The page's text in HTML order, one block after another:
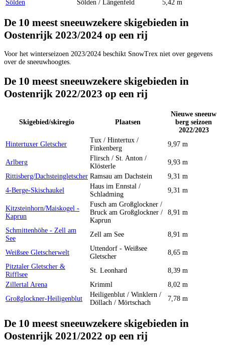
Sölden Sölden / Längenfeld 5,42 m
De 10 meest sneeuwzekere skigebieden in
Oostenrijk 2023/2024 op een rij
Voor het winterseizoen 2023/2024 beschikt SnowTrex niet over gegevens
over de sneeuwhoogtes.
De 10 meest sneeuwzekere skigebieden in
Oostenrijk 2022/2023 op een rij
Skigebied/skiregio Plaatsen
Nieuwe sneeuw
berg seizoen
2022/2023
Hintertuxer Gletscher
Tux / Hintertux /
Finkenberg
9,97 m
Arlberg
Flirsch / St. Anton /
Klösterle
9,93 m
Rittisberg/Dachsteingletscher Ramsau am Dachstein
9,31 m
4-Berge-Skischaukel
Haus im Ennstal /
Schladming
9,31 m
Kitzsteinhorn/Maiskogel -
Kaprun
Fusch am Großglockner /
Bruck am Großglockner /
Kaprun
8,91 m
Schmittenhöhe - Zell am
See
Zell am See 8,91 m
Weißsee Gletscherwelt
Uttendorf - Weißsee
Gletscher
8,65 m
Pitztaler Gletscher &
Rifflsee
St. Leonhard
8,39 m
Zillertal Arena
Krimml
8,02 m
Großglockner-Heiligenblut
Heiligenblut / Winklern /
Döllach / Mörtschach
7,78 m
De 10 meest sneeuwzekere skigebieden in
Oostenrijk 2021/2022 op een rij